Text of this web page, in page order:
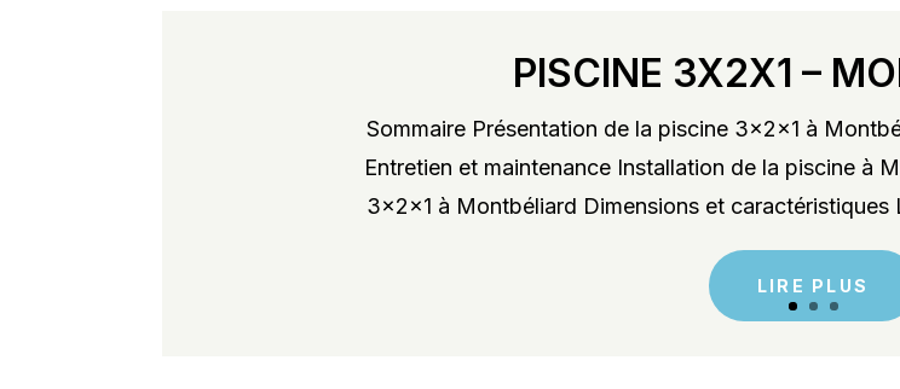
PISCINE 3X2X1 –
Sommaire Présentation de la piscine 3x2x1 à
Entretien et maintenance Installation de la piscine à
3x2x1 à Montbéliard Dimensions et
LIRE PLUS